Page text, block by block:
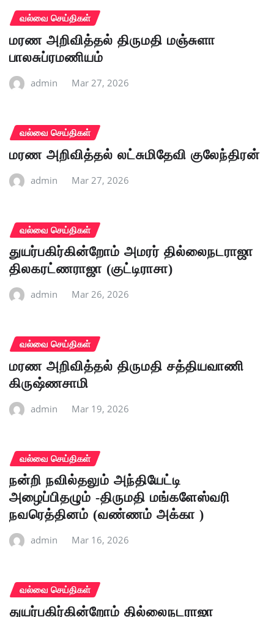
வல்வை செய்திகள்
மரண அறிவித்தல் திருமதி மஞ்சுளா
பாலசுப்ரமணியம்
admin Mar 27, 2026
வல்வை செய்திகள்
மரண அறிவித்தல் லட்சுமிதேவி குலேந்திரன்
admin Mar 27, 2026
வல்வை செய்திகள்
துயர்பகிர்கின்றோம் அமரர் தில்லைநடராஜா
திலகரட்ணராஜா (குட்டிராசா)
admin Mar 26, 2026
வல்வை செய்திகள்
மரண அறிவித்தல் திருமதி சத்தியவாணி
கிருஷ்ணசாமி
admin Mar 19, 2026
வல்வை செய்திகள்
நன்றி நவில்தலும் அந்தியேட்டி
அழைப்பிதழும் -திருமதி மங்களேஸ்வரி
நவரெத்தினம் (வண்ணம் அக்கா )
admin Mar 16, 2026
வல்வை செய்திகள்
துயர்பகிர்கின்றோம் தில்லைநடராஜா